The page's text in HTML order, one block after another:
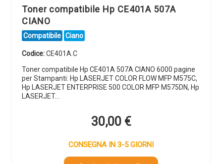
Toner compatibile Hp CE401A 507A
CIANO
Compatibile Ciano
Codice:CE401A.C
Toner compatibile Hp CE401A 507A CIANO 6000 pagine
per Stampanti: Hp LASERJET COLOR FLOW MFP M575C,
Hp LASERJET ENTERPRISE 500 COLOR MFP M575DN, Hp
LASERJET…
30,00 €
CONSEGNA IN 3-5 GIORNI